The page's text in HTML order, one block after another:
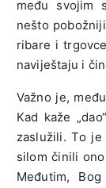
među svojim
nešto
ribare i
naviještaju i
Važno je,
Kad kaže
zaslužili. To
silom činili
Međutim,